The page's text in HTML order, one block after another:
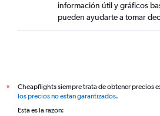
información útil y gráficos
pueden ayudarte a tomar
*
Cheapflights siempre trata de obtener precios
los precios no están garantizados.
Esta es la razón: